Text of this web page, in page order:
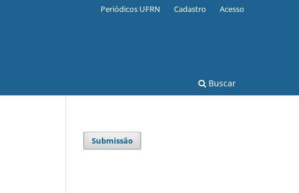
Buscar
Periódicos UFRN Cadastro Acesso
Submissão